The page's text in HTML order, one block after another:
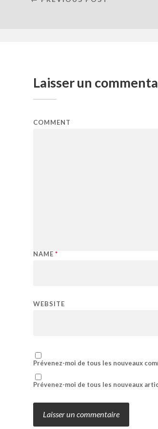
Laisser un
COMMENT
NAME *
WEBSITE
Prévenez-moi de tous les nouveaux
Prévenez-moi de tous les nouveaux